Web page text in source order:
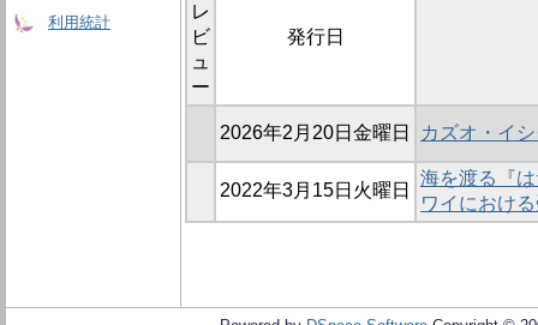
利用統計
レ
ビ
ュ
ー
発行日
2026年2月20日金曜日 カズオ・イ
2022年3月15日火曜日
海を渡る『
ワイにおけ